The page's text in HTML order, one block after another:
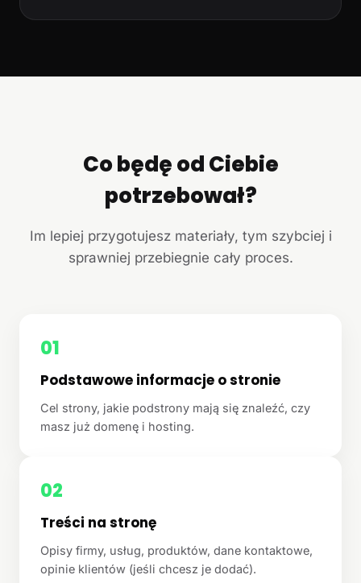
Co będę od Ciebie
potrzebował?
Im lepiej przygotujesz materiały, tym szybciej i
sprawniej przebiegnie cały proces.
01
Podstawowe informacje o stronie
Cel strony, jakie podstrony mają się znaleźć, czy
masz już domenę i hosting.
02
Treści na stronę
Opisy firmy, usług, produktów, dane kontaktowe,
opinie klientów (jeśli chcesz je dodać).